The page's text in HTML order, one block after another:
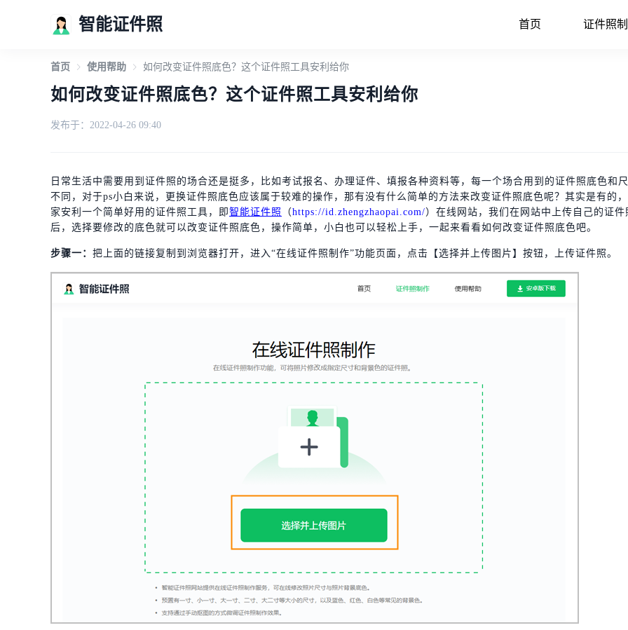
智能证件照 首页 证件照
首页 使用帮助 如何改变证件照底色？这个证件照工具安利给你
如何改变证件照底色？这个证件照工具安利给你
发布于：2022-04-26 09:40
日常生活中需要用到证件照的场合还是挺多，比如考试报名、办理证件、填报各种资料等，每一个场合用到的证件照底色和
不同，对于ps小白来说，更换证件照底色应该属于较难的操作，那有没有什么简单的方法来改变证件照底色呢？其实是有的
家安利一个简单好用的证件照工具，即智能证件照 （https://id.zhengzhaopai.com/）在线网站，我们在网站中上传自己的证件
后，选择要修改的底色就可以改变证件照底色，操作简单，小白也可以轻松上手，一起来看看如何改变证件照底色吧。
步骤一： 把上面的链接复制到浏览器打开，进入“在线证件照制作”功能页面，点击【选择并上传图片】按钮，上传证件照。